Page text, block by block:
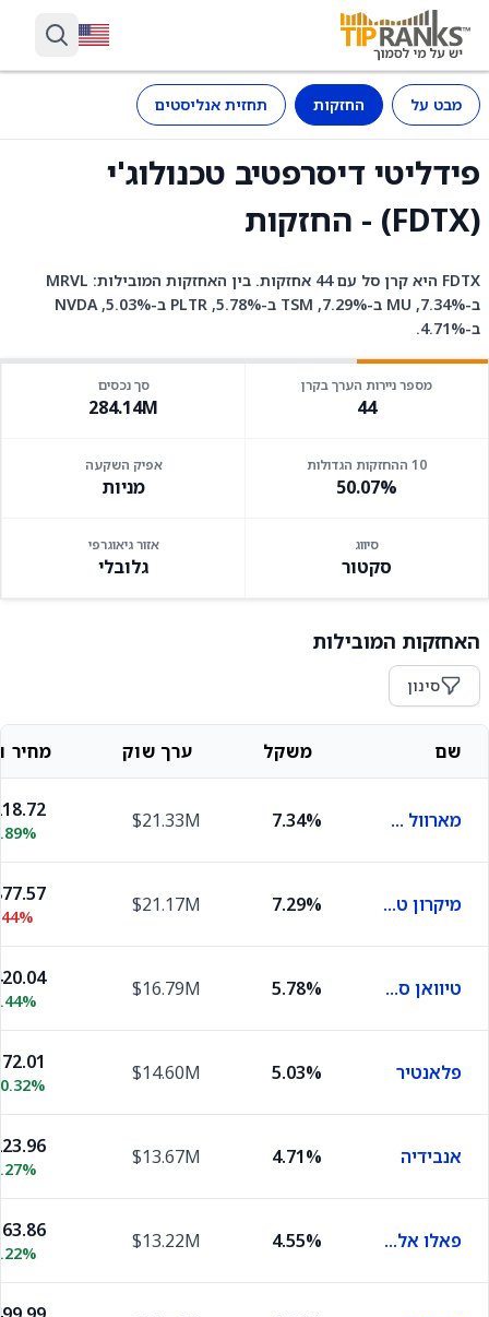
מבט על החזקות תחזית אנליסטים
פידליטי דיסרפטיב טכנולוג'י
(FDTX) - החזקות
FDTX היא קרן סל עם 44 אחזקות. בין האחזקות המובילות: MRVL
ב-7.34%, MU ב-7.29%, TSM ב-5.78%, PLTR ב-5.03%, NVDA
ב-4.71%.
מספר ניירות הערך בקרן
44
סך נכסים
284.14M
10 ההחזקות הגדולות
50.07%
אפיק השקעה
מניות
סיווג
סקטור
אזור גיאוגרפי
גלובלי
האחזקות המובילות
סינון
שם משקל ערך שוק מחיר
מארוול טכנולוג'י גרופ 7.34%
$21.33M
מיקרון טכנולוג'י 7.29%
$21.17M
טיוואן סמיקונדקטור מניופקצ'רינג 5.78%
$16.79M
פלאנטיר 5.03%
$14.60M
אנבידיה 4.71%
$13.67M
פאלו אלטו נטוורקס 4.55%
$13.22M